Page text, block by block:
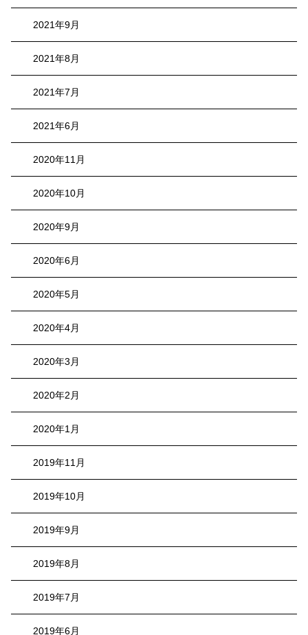
2021年9月
2021年8月
2021年7月
2021年6月
2020年11月
2020年10月
2020年9月
2020年6月
2020年5月
2020年4月
2020年3月
2020年2月
2020年1月
2019年11月
2019年10月
2019年9月
2019年8月
2019年7月
2019年6月